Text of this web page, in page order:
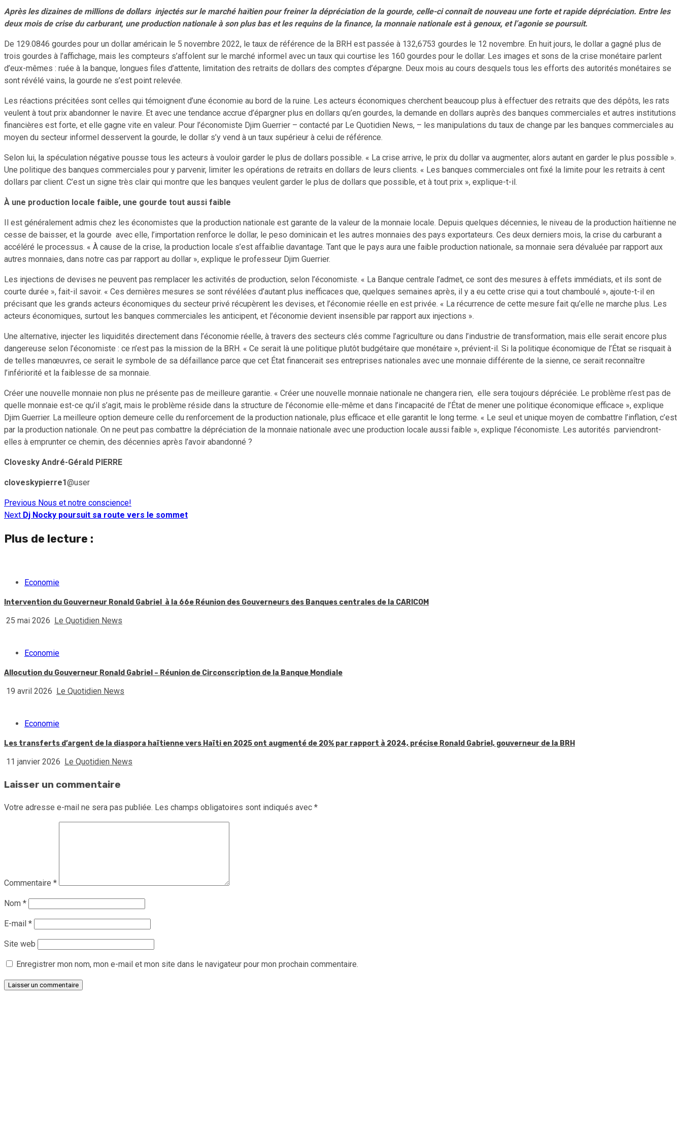
Après les dizaines de millions de dollars injectés sur le marché haïtien pour freiner la dépréciation de la gourde, celle-ci connaît de nouveau une forte et rapide dépréciation. Entre les
deux mois de crise du carburant, une production nationale à son plus bas et les requins de la finance, la monnaie nationale est à genoux, et l’agonie se poursuit.
De 129.0846 gourdes pour un dollar américain le 5 novembre 2022, le taux de référence de la BRH est passée à 132,6753 gourdes le 12 novembre. En huit jours, le dollar a gagné plus de
trois gourdes à l’affichage, mais les compteurs s’affolent sur le marché informel avec un taux qui courtise les 160 gourdes pour le dollar. Les images et sons de la crise monétaire parlent
d’eux-mêmes : ruée à la banque, longues files d’attente, limitation des retraits de dollars des comptes d’épargne. Deux mois au cours desquels tous les efforts des autorités monétaires se
sont révélé vains, la gourde ne s’est point relevée.
Les réactions précitées sont celles qui témoignent d’une économie au bord de la ruine. Les acteurs économiques cherchent beaucoup plus à effectuer des retraits que des dépôts, les rats
veulent à tout prix abandonner le navire. Et avec une tendance accrue d’épargner plus en dollars qu’en gourdes, la demande en dollars auprès des banques commerciales et autres institutions
financières est forte, et elle gagne vite en valeur. Pour l’économiste Djim Guerrier – contacté par Le Quotidien News­, – les manipulations du taux de change par les banques commerciales au
moyen du secteur informel desservent la gourde, le dollar s’y vend à un taux supérieur à celui de référence.
Selon lui, la spéculation négative pousse tous les acteurs à vouloir garder le plus de dollars possible. « La crise arrive, le prix du dollar va augmenter, alors autant en garder le plus possible ».
Une politique des banques commerciales pour y parvenir, limiter les opérations de retraits en dollars de leurs clients. « Les banques commerciales ont fixé la limite pour les retraits à cent
dollars par client. C’est un signe très clair qui montre que les banques veulent garder le plus de dollars que possible, et à tout prix », explique-t-il.
À une production locale faible, une gourde tout aussi faible
Il est généralement admis chez les économistes que la production nationale est garante de la valeur de la monnaie locale. Depuis quelques décennies, le niveau de la production haïtienne ne
cesse de baisser, et la gourde avec elle, l’importation renforce le dollar, le peso dominicain et les autres monnaies des pays exportateurs. Ces deux derniers mois, la crise du carburant a
accéléré le processus. « À cause de la crise, la production locale s’est affaiblie davantage. Tant que le pays aura une faible production nationale, sa monnaie sera dévaluée par rapport aux
autres monnaies, dans notre cas par rapport au dollar », explique le professeur Djim Guerrier.
Les injections de devises ne peuvent pas remplacer les activités de production, selon l’économiste. « La Banque centrale l’admet, ce sont des mesures à effets immédiats, et ils sont de
courte durée », fait-il savoir. « Ces dernières mesures se sont révélées d’autant plus inefficaces que, quelques semaines après, il y a eu cette crise qui a tout chamboulé », ajoute-t-il en
précisant que les grands acteurs économiques du secteur privé récupèrent les devises, et l’économie réelle en est privée. « La récurrence de cette mesure fait qu’elle ne marche plus. Les
acteurs économiques, surtout les banques commerciales les anticipent, et l’économie devient insensible par rapport aux injections ».
Une alternative, injecter les liquidités directement dans l’économie réelle, à travers des secteurs clés comme l’agriculture ou dans l’industrie de transformation, mais elle serait encore plus
dangereuse selon l’économiste : ce n’est pas la mission de la BRH. « Ce serait là une politique plutôt budgétaire que monétaire », prévient-il. Si la politique économique de l’État se risquait à
de telles manœuvres, ce serait le symbole de sa défaillance parce que cet État financerait ses entreprises nationales avec une monnaie différente de la sienne, ce serait reconnaître
l’infériorité et la faiblesse de sa monnaie.
Créer une nouvelle monnaie non plus ne présente pas de meilleure garantie. « Créer une nouvelle monnaie nationale ne changera rien, elle sera toujours dépréciée. Le problème n’est pas de
quelle monnaie est-ce qu’il s’agit, mais le problème réside dans la structure de l’économie elle-même et dans l’incapacité de l’État de mener une politique économique efficace », explique
Djim Guerrier. La meilleure option demeure celle du renforcement de la production nationale, plus efficace et elle garantit le long terme. « Le seul et unique moyen de combattre l’inflation, c’est
par la production nationale. On ne peut pas combattre la dépréciation de la monnaie nationale avec une production locale aussi faible », explique l’économiste. Les autorités parviendront-
elles à emprunter ce chemin, des décennies après l’avoir abandonné ?
Clovesky André-Gérald PIERRE
cloveskypierre1@user
Continue
Reading
Previous Nous et notre conscience!
Next Dj Nocky poursuit sa route vers le sommet
Plus de lecture :
Economie
Intervention du Gouverneur Ronald Gabriel à la 66e Réunion des Gouverneurs des Banques centrales de la CARICOM
25 mai 2026 Le Quotidien News
Economie
Allocution du Gouverneur Ronald Gabriel – Réunion de Circonscription de la Banque Mondiale
19 avril 2026 Le Quotidien News
Economie
Les transferts d’argent de la diaspora haïtienne vers Haïti en 2025 ont augmenté de 20% par rapport à 2024, précise Ronald Gabriel, gouverneur de la BRH
11 janvier 2026 Le Quotidien News
Laisser un commentaire
Votre adresse e-mail ne sera pas publiée. Les champs obligatoires sont indiqués avec *
Commentaire *
Nom *
E-mail *
Site web
Enregistrer mon nom, mon e-mail et mon site dans le navigateur pour mon prochain commentaire.